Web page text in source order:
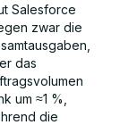
Salesforce
zwar die
das
um ≈1 %,
die